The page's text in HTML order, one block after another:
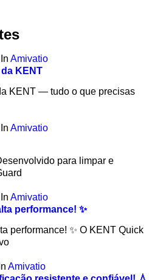
In Amivatio
KENT
KENT — tudo o que precisas
In Amivatio
para limpar e
In Amivatio
performance! ✨
performance! ✨ O KENT Quick
In Amivatio